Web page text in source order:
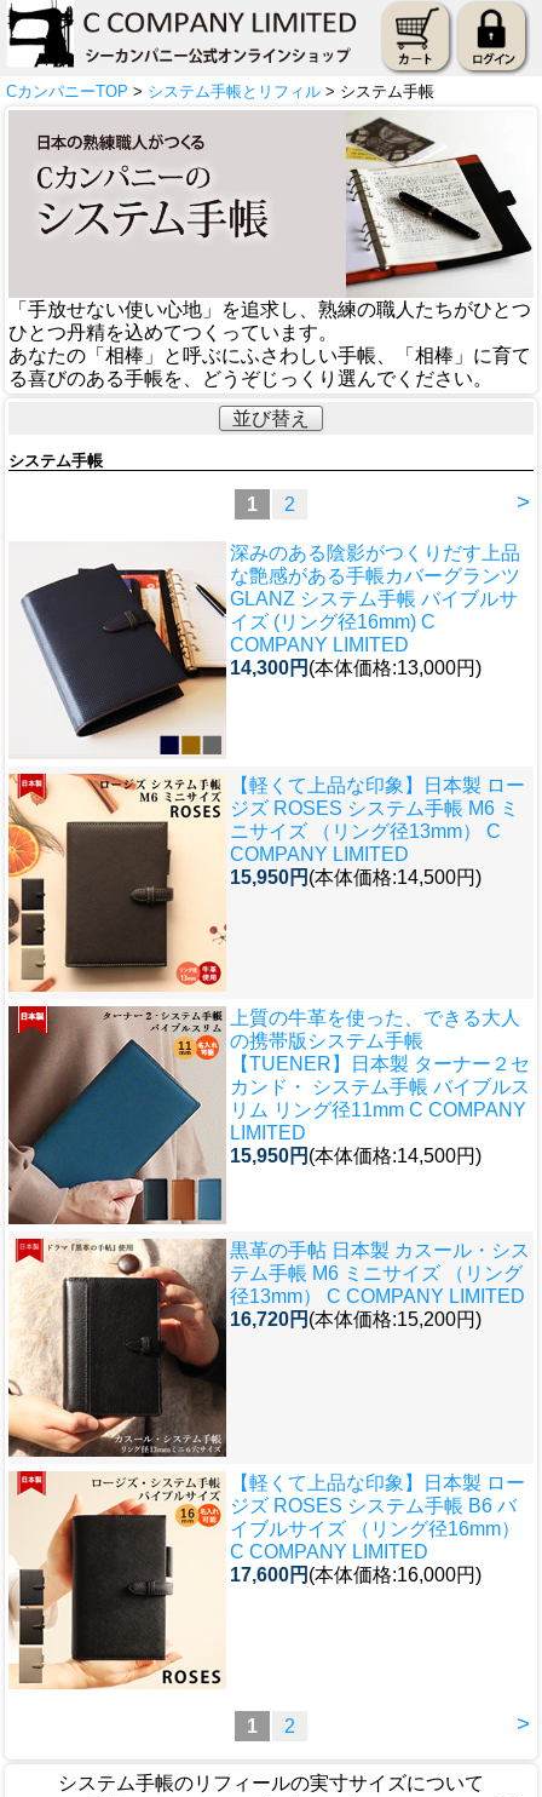
CカンパニーTOP > システム手帳とリフィル > システム手帳
「手放せない使い心地」を追求し、熟練の職人たちがひとつ
ひとつ丹精を込めてつくっています。
あなたの「相棒」と呼ぶにふさわしい手帳、「相棒」に育て
る喜びのある手帳を、どうぞじっくり選んでください。
並び替え
システム手帳
>
1 2
深みのある陰影がつくりだす上品
な艶感がある手帳カバーグランツ
GLANZ システム手帳 バイブルサ
イズ (リング径16mm) C
COMPANY LIMITED
14,300円 (本体価格:13,000円)
【軽くて上品な印象】
日本製 ロー
ジズ ROSES システム手帳 M6 ミ
ニサイズ （リング径13mm） C
COMPANY LIMITED
15,950円 (本体価格:14,500円)
上質の牛革を使った、できる大人
の携帯版システム手帳
【TUENER】
日本製 ターナー２セ
カンド・ システム手帳 バイブルス
リム リング径11mm C COMPANY
LIMITED
15,950円 (本体価格:14,500円)
黒革の手帖 日本製 カスール・シス
テム手帳 M6 ミニサイズ （リング
径13mm） C COMPANY LIMITED
16,720円 (本体価格:15,200円)
【軽くて上品な印象】
日本製 ロー
ジズ ROSES システム手帳 B6 バ
イブルサイズ （リング径16mm）
C COMPANY LIMITED
17,600円 (本体価格:16,000円)
>
1 2
システム手帳のリフィールの実寸サイズについて